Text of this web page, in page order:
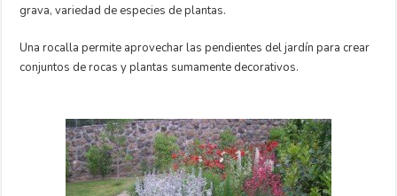
grava, variedad de especies de plantas.
Una rocalla permite aprovechar las pendientes del jardín para crear
conjuntos de rocas y plantas sumamente decorativos.